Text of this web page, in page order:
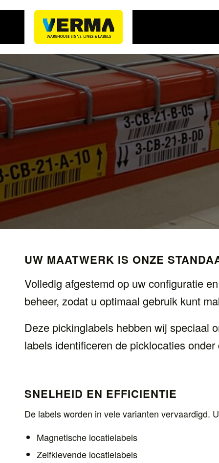
UW MAATWERK IS ONZE
Volledig afgestemd op uw configuratie
beheer, zodat u optimaal gebruik kunt
Deze pickinglabels hebben wij speciaal
labels identificeren de picklocaties
SNELHEID EN EFFICIENTIE
De labels worden in vele varianten vervaardigd.
Magnetische locatielabels
Zelfklevende locatielabels